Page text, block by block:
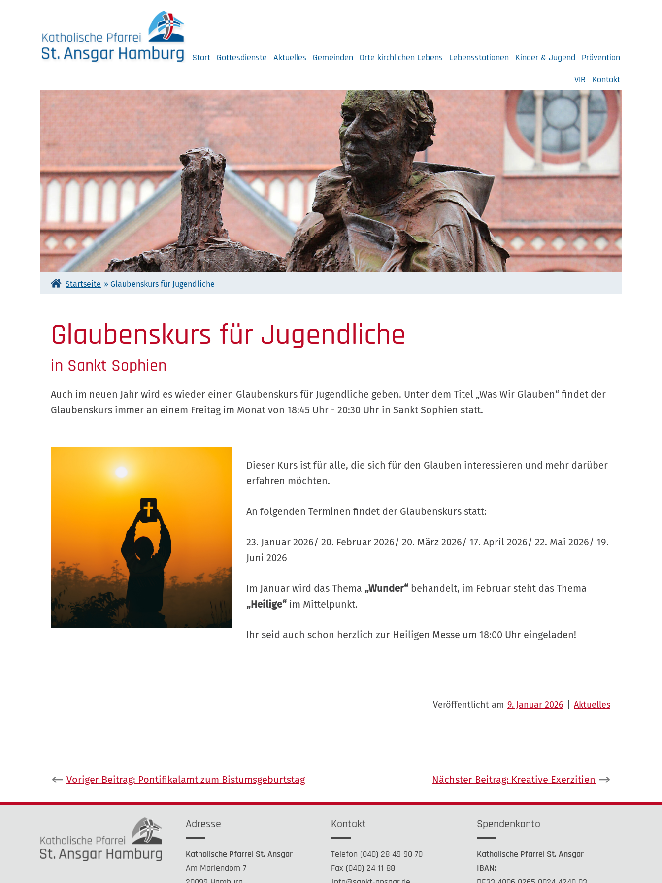
Katholische Pfarrei St. Ansgar Hamburg
Start Gottesdienste Aktuelles Gemeinden Orte kirchlichen Lebens Lebensstationen Kinder & Jugend
Prävention
VIR
Kontakt
Startseite » Glaubenskurs für Jugendliche
Glaubenskurs für Jugendliche
in Sankt Sophien
Auch im neuen Jahr wird es wieder einen Glaubenskurs für Jugendliche geben. Unter dem Titel „Was Wir Glauben“ findet der
Glaubenskurs immer an einem Freitag im Monat von 18:45 Uhr - 20:30 Uhr in Sankt Sophien statt.
Dieser Kurs ist für alle, die sich für den Glauben interessieren und mehr darüber
erfahren möchten.
An folgenden Terminen findet der Glaubenskurs statt:
23. Januar 2026/20. Februar 2026/20. März 2026/ 17. April 2026/22. Mai 2026/ 19.
Juni 2026
Im Januar wird das Thema „Wunder“ behandelt, im Februar steht das Thema
„Heilige“ im Mittelpunkt.
Ihr seid auch schon herzlich zur Heiligen Messe um 18:00 Uhr eingeladen!
Veröffentlicht am 9. Januar 2026 Aktuelles
Beitragsnavigation
Voriger Beitrag: Pontifikalamt zum Bistumsgeburtstag Nächster Beitrag: Kreative Exerzitien
Adresse
Katholische Pfarrei St. Ansgar
Am Mariendom 7
Kontakt
Telefon (040) 28 49 90 70
Fax (040) 24 11 88
Spendenkonto
Katholische Pfarrei St. Ansgar
IBAN: